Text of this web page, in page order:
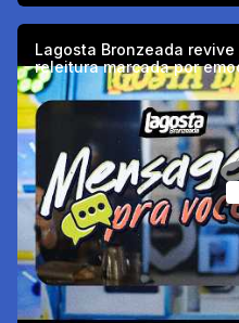
Lagosta Bronzeada
releitura marcada por